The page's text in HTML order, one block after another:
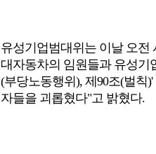
유성기업범대위는 이날 오전
대자동차의 임원들과 유성기
(부당노동행위), 제90조(벌칙
자들을 괴롭혔다"고 밝혔다.